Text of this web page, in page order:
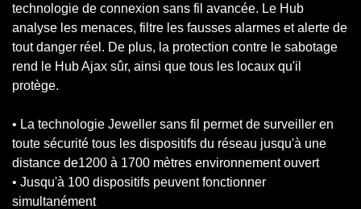
technologie de connexion sans fil avancée. Le Hub
analyse les menaces, filtre les fausses alarmes et alerte de
tout danger réel. De plus, la protection contre le sabotage
rend le Hub Ajax sûr, ainsi que tous les locaux qu'il
protège.
• La technologie Jeweller sans fil permet de surveiller en
toute sécurité tous les dispositifs du réseau jusqu'à une
distance de1200 à 1700 mètres environnement ouvert
• Jusqu'à 100 dispositifs peuvent fonctionner
simultanément